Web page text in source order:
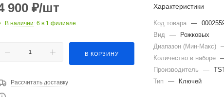
900 ₽/шт
В наличии: 6 в 1 филиале
В КОРЗИНУ
Рассчитать доставку
Характеристики
Код товара —
Вид —
Рожковых
Диапазон (Мин-Макс)
Количество в наборе
Производитель
—
Тип
— Ключей